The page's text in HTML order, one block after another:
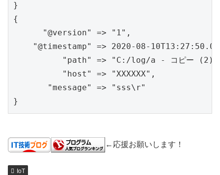
}
{
      "@version" => "1",
"@timestamp" => 2020-08-
"path" => "C:/log/a - コピー
          "host" => "XXXXXX",
       "message" => "sss\r"
}
←応援お願いします！
IoT